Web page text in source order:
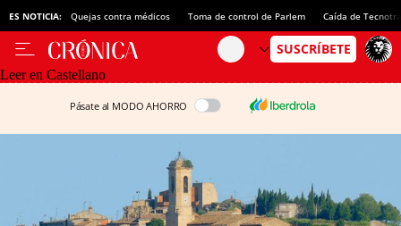
ES NOTICIA: Quejas contra médicos Toma de control de Parlem Caída de
Leer en Castellano
Pásate al MODO AHORRO